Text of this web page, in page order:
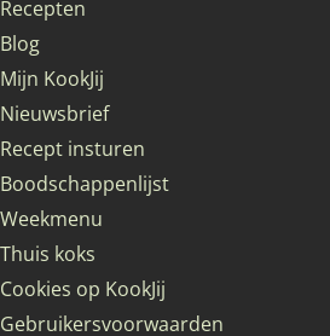
Recepten
Blog
Mijn KookJij
Nieuwsbrief
Recept insturen
Boodschappenlijst
Weekmenu
Thuis koks
Cookies op KookJij
Gebruikersvoorwaarden